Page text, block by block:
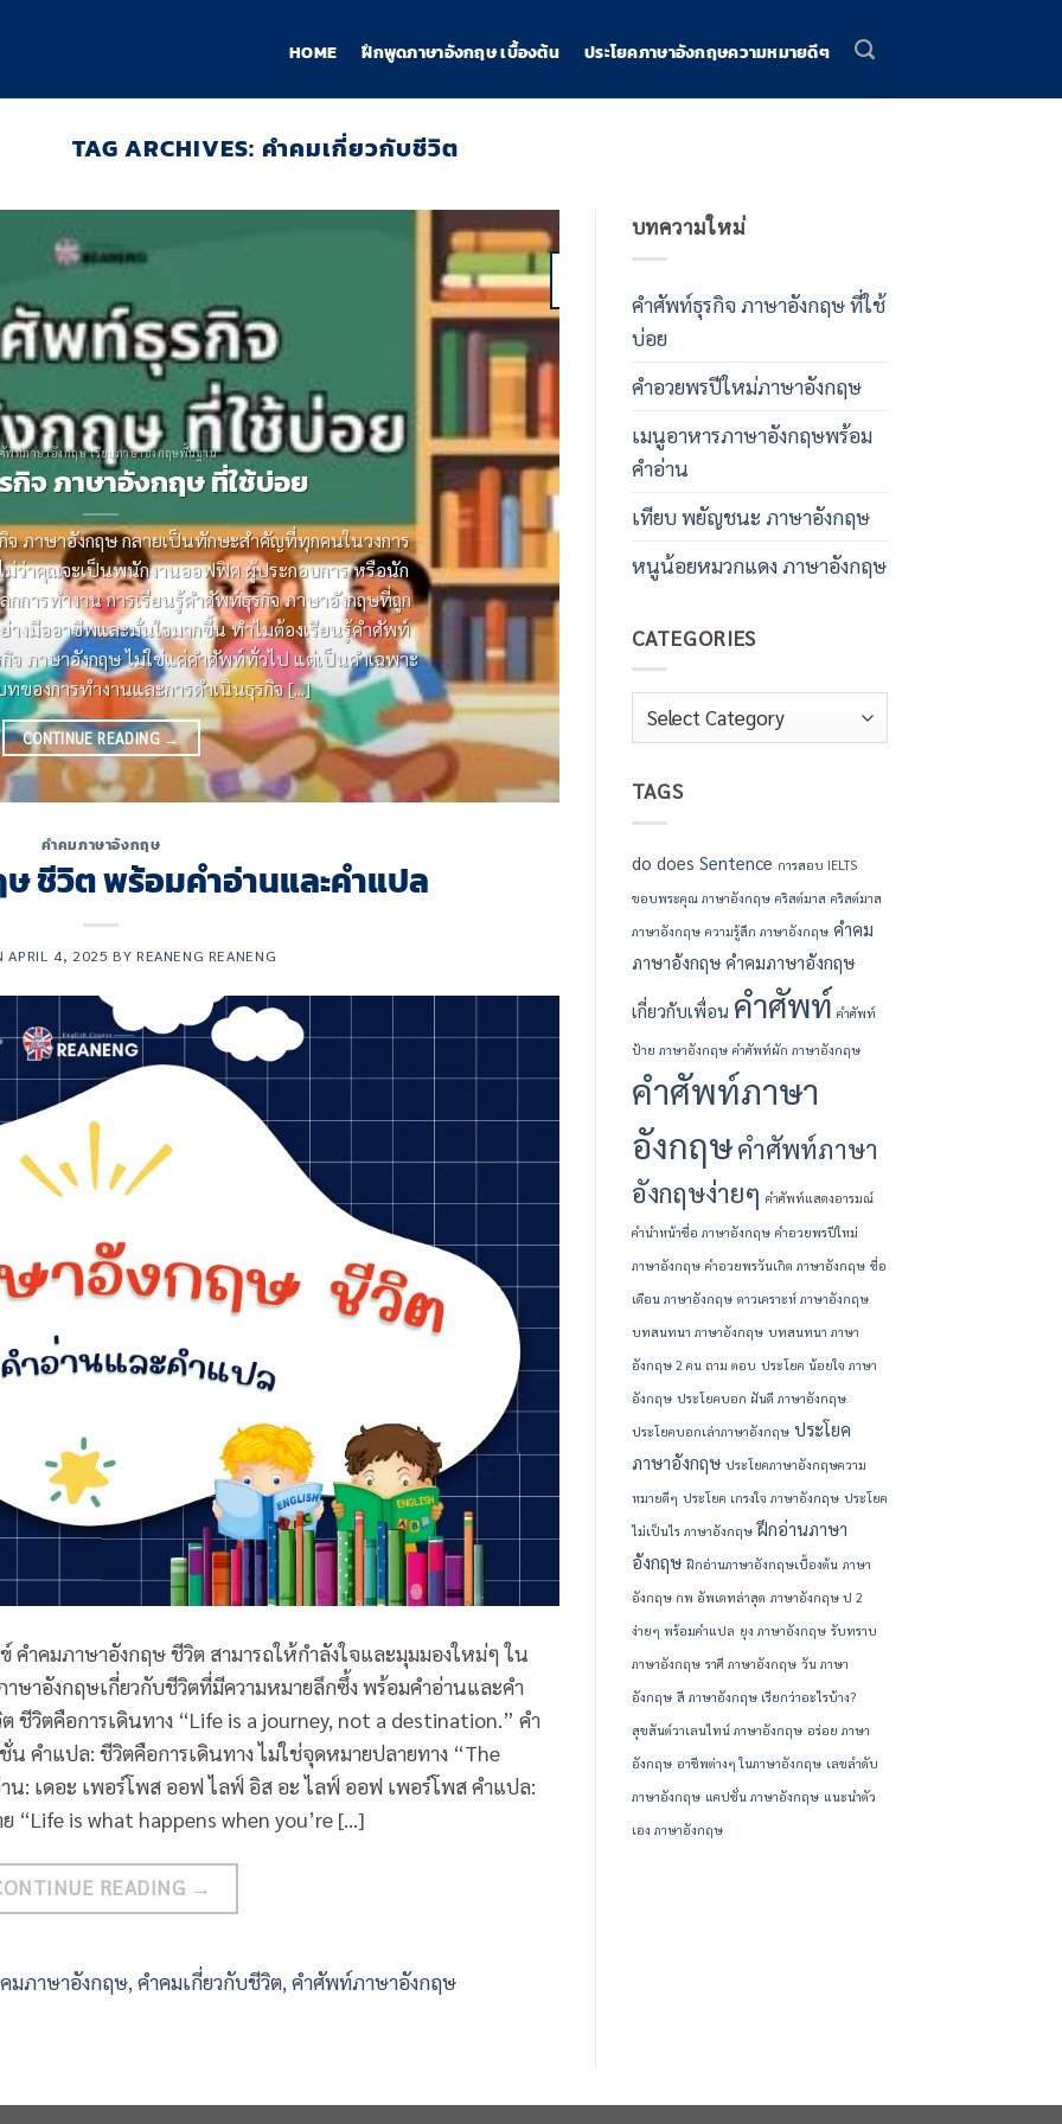
HOME ฝึกพูดภาษาอังกฤษ เบื้องต้น ประโยคภาษาอังกฤษความหมายดีๆ
TAG ARCHIVES: คำคมเกี่ยวกับชีวิต
พท์ภาษาอังกฤษ เรียนภาษาอังกฤษพื้นฐาน
กิจ ภาษาอังกฤษ ที่ใช้บ่อย
ภาษาอังกฤษ กลายเป็นทักษะสําคัญที่ทุกคนในวงการ
ม่ว่าคุณจะเป็นพนักงานออฟฟิศ ผู้ประกอบการ หรือนัก
กการทํางาน การเรียนรู้คําศัพท์ธุรกิจ ภาษาอังกฤษที่ถูก
างมืออาชีพและมั่นใจมากขึ้น ทําไมต้องเรียนรู้คําศัพท์
จ ภาษาอังกฤษ ไม่ใช่แค่คําศัพท์ทั่วไป แต่เป็นคําเฉพาะ
ของการทํางานและการดําเนินธุรกิจ [...]
CONTINUE READING →
คําอวยพรปีใหม่ภ
รวมคําอวยพรปีใหม่ภาษาอังกฤษกว่า 50 ประ
ปีใหม่เป็นประเพณีที่สำคัญในการแสดงความป
บทความนี้รวบรวมคำอวยพรที่หลากหลาย
คำคมภาษาอังกฤษ
ชีวิต พร้อมคำอ่านและคำแปล
APRIL 4, 2025 BY REANENG REANENG
คําคมภาษาอังกฤษ ชีวิต สามารถให้กำลังใจและมุมมองใหม่ๆ ใน
าษาอังกฤษเกี่ยวกับชีวิตที่มีความหมายลึกซึ้ง พร้อมคำอ่านและคำ
ชีวิตคือการเดินทาง “Life is a journey, not a destination.” คำ
คำแปล: ชีวิตคือการเดินทาง ไม่ใช่จุดหมายปลายทาง “The
: เดอะ เพอร์โพส ออฟ ไลฟ์ อิส อะ ไลฟ์ ออฟ เพอร์โพส คำแปล:
“Life is what happens when you’re […]
READING →
มภาษาอังกฤษ, คำคมเกี่ยวกับชีวิต, คำศัพท์ภาษาอังกฤษ
บทความใหม่
คําศัพท์ธุรกิจ ภาษาอังกฤษ ที่ใช้
บ่อย
คําอวยพรปีใหม่ภาษาอังกฤษ
เมนูอาหารภาษาอังกฤษพร้อม
คําอ่าน
เทียบ พยัญชนะ ภาษาอังกฤษ
หนูน้อยหมวกแดง ภาษาอังกฤษ
CATEGORIES
Categories
TAGS
do does Sentence การสอบ IELTS
ขอบพระคุณ ภาษาอังกฤษ คริสต์มาส คริสต์มาส
ภาษาอังกฤษ ความรู้สึก ภาษาอังกฤษ คำคม
ภาษาอังกฤษ คำคมภาษาอังกฤษ
เกี่ยวกับเพื่อน คำศัพท์ คำศัพท์
ป้าย ภาษาอังกฤษ คำศัพท์ผัก ภาษาอังกฤษ
คำศัพท์ภาษา
อังกฤษคำศัพท์ภาษา
อังกฤษง่ายๆ คำศัพท์แสดงอารมณ์
คํานําหน้าชื่อ ภาษาอังกฤษ คําอวยพรปีใหม่
ภาษาอังกฤษ คําอวยพรวันเกิด ภาษาอังกฤษ ชื่อ
เดือน ภาษาอังกฤษ ดาวเคราะห์ ภาษาอังกฤษ
บทสนทนา ภาษาอังกฤษ บทสนทนา ภาษา
อังกฤษ 2 คน ถาม ตอบ ประโยค น้อยใจ ภาษา
อังกฤษ ประโยคบอก ฝันดี ภาษาอังกฤษ
ประโยคบอกเล่าภาษาอังกฤษ ประโยค
ภาษาอังกฤษ ประโยคภาษาอังกฤษความ
หมายดีๆ ประโยค เกรงใจ ภาษาอังกฤษ ประโยค
ไม่เป็นไร ภาษาอังกฤษ ฝึกอ่านภาษา
อังกฤษ ฝึกอ่านภาษาอังกฤษเบื้องต้น ภาษา
อังกฤษ กพ อัพเดทล่าสุด ภาษาอังกฤษ ป 2
ง่ายๆ พร้อมคำแปล ยุง ภาษาอังกฤษ รับทราบ
ภาษาอังกฤษ ราศี ภาษาอังกฤษ วัน ภาษา
อังกฤษ สี ภาษาอังกฤษ เรียกว่าอะไรบ้าง?
สุขสันต์วาเลนไทน์ ภาษาอังกฤษ อร่อย ภาษา
อังกฤษ อาชีพต่างๆ ในภาษาอังกฤษ เลขลำดับ
ภาษาอังกฤษ แคปชั่น ภาษาอังกฤษ แนะนําตัว
เอง ภาษาอังกฤษ